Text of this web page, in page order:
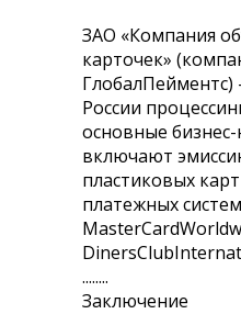
ЗАО «Компания
карточек»
России
основные
включают
пластиковых
платежных
........
Заключение